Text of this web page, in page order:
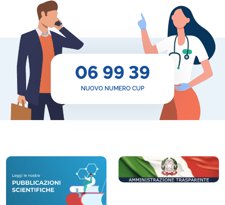
06 99 39
NUOVO NUMERO CUP